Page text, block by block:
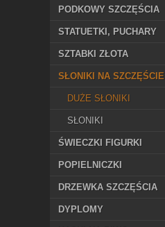
PODKOWY SZCZĘŚCIA
STATUETKI, PUCHARY
SZTABKI ZŁOTA
SŁONIKI NA SZCZĘŚCIE
DUŻE SŁONIKI
SŁONIKI
ŚWIECZKI FIGURKI
POPIELNICZKI
DRZEWKA SZCZĘŚCIA
DYPLOMY